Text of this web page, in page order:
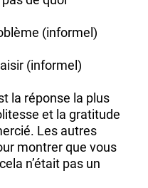
(informel)
(informel)
la réponse la plus
et la gratitude
Les autres
montrer que vous
n’était pas un